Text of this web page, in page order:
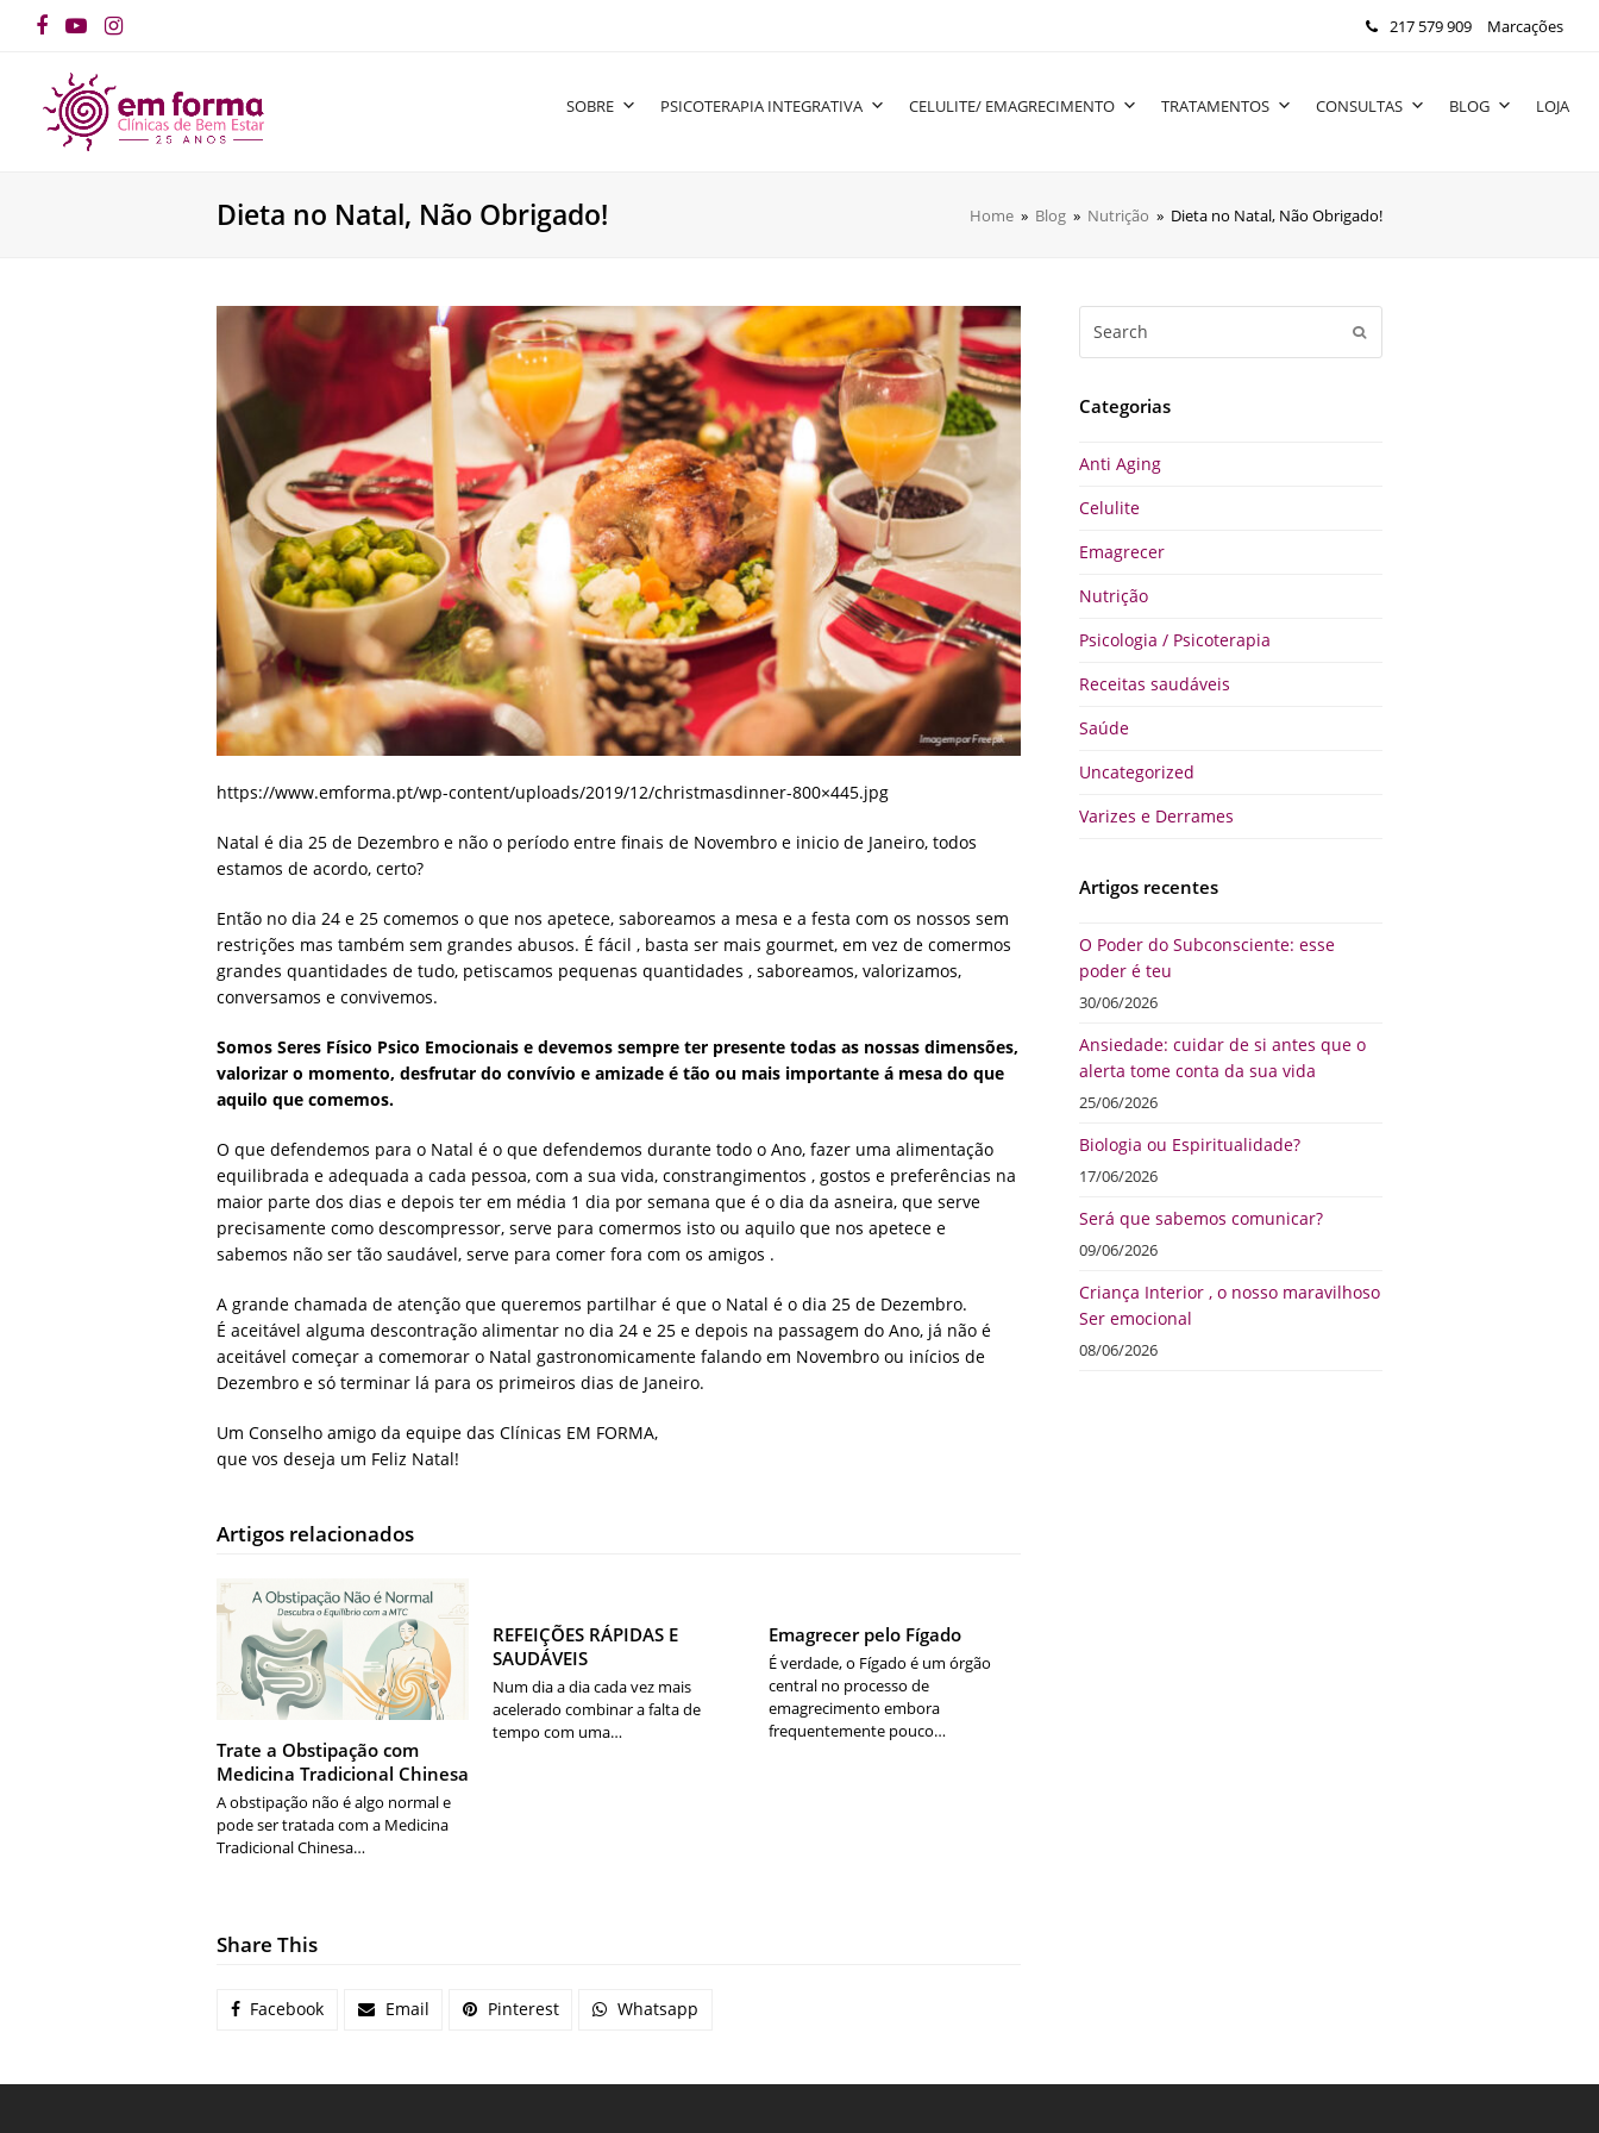
Facebook
YouTubeInstagram 217 579 909 Marcações
SOBRE PSICOTERAPIA INTEGRATIVA CELULITE/ EMAGRECIMENTO TRATAMENTOS CONSULTAS BLOG LOJA
Dieta no Natal, Não Obrigado! Home » Blog » Nutrição » Dieta no Natal, Não Obrigado!
Categorias
Anti Aging
Celulite
Emagrecer
Nutrição
Psicologia / Psicoterapia
Receitas saudáveis
Saúde
Uncategorized
Varizes e Derrames
Artigos recentes
O Poder do Subconsciente: esse
poder é teu
30/06/2026
Ansiedade: cuidar de si antes que o
alerta tome conta da sua vida
25/06/2026
Biologia ou Espiritualidade?
17/06/2026
Será que sabemos comunicar?
09/06/2026
Criança Interior , o nosso maravilhoso
Ser emocional
08/06/2026
https://www.emforma.pt/wp-content/uploads/2019/12/christmasdinner-800×445.jpg
Natal é dia 25 de Dezembro e não o período entre finais de Novembro e inicio de Janeiro, todos
estamos de acordo, certo?
Então no dia 24 e 25 comemos o que nos apetece, saboreamos a mesa e a festa com os nossos sem
restrições mas também sem grandes abusos. É fácil , basta ser mais gourmet, em vez de comermos
grandes quantidades de tudo, petiscamos pequenas quantidades , saboreamos, valorizamos,
conversamos e convivemos.
Somos Seres Físico Psico Emocionais e devemos sempre ter presente todas as nossas dimensões,
valorizar o momento, desfrutar do convívio e amizade é tão ou mais importante á mesa do que
aquilo que comemos.
O que defendemos para o Natal é o que defendemos durante todo o Ano, fazer uma alimentação
equilibrada e adequada a cada pessoa, com a sua vida, constrangimentos , gostos e preferências na
maior parte dos dias e depois ter em média 1 dia por semana que é o dia da asneira, que serve
precisamente como descompressor, serve para comermos isto ou aquilo que nos apetece e
sabemos não ser tão saudável, serve para comer fora com os amigos .
A grande chamada de atenção que queremos partilhar é que o Natal é o dia 25 de Dezembro.
É aceitável alguma descontração alimentar no dia 24 e 25 e depois na passagem do Ano, já não é
aceitável começar a comemorar o Natal gastronomicamente falando em Novembro ou inícios de
Dezembro e só terminar lá para os primeiros dias de Janeiro.
Um Conselho amigo da equipe das Clínicas EM FORMA,
que vos deseja um Feliz Natal!
Artigos relacionados
Trate a Obstipação com
Medicina Tradicional Chinesa
A obstipação não é algo normal e
pode ser tratada com a Medicina
Tradicional Chinesa…
REFEIÇÕES RÁPIDAS E
SAUDÁVEIS
Num dia a dia cada vez mais
acelerado combinar a falta de
tempo com uma…
Emagrecer pelo Fígado
É verdade, o Fígado é um órgão
central no processo de
emagrecimento embora
frequentemente pouco…
Share This
Facebook Email Pinterest Whatsapp